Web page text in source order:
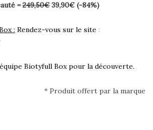
=249,50€ 39,90€ (-84%)
: Rendez-vous sur le site :
Biotyfull Box pour la découverte.
* Produit offert par la marque